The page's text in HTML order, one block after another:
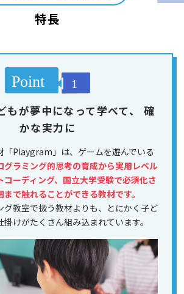
特長
もが夢中になって学べて、
確
かな実力に
「Playgram」は、ゲームを遊んでいる
グラミング的思考の育成から実用レベル
コーディング、国立大学受験で必須化さ
で触れることができる教材です。
グ教室で扱う教材よりも、とにかく子ど
けがたくさん組み込まれています。